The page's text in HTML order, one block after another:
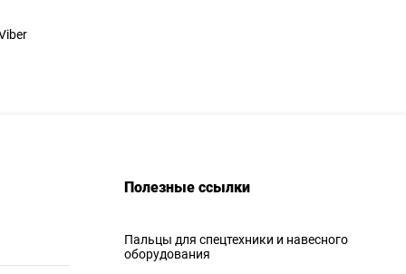
Полезные ссылки
Пальцы для спецтехники и навесного
оборудования